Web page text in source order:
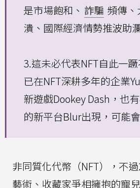
是市場飽和、 詐騙 頻傳、
潰、國際經濟情勢推波助
3.這未必代表NFT自此一
已在NFT深耕多年的企業
新遊戲Dookey Dash，也
的新平台Blur出現，可能
非同質化代幣（NFT），不
藝術、收藏家爭相擁抱的寵